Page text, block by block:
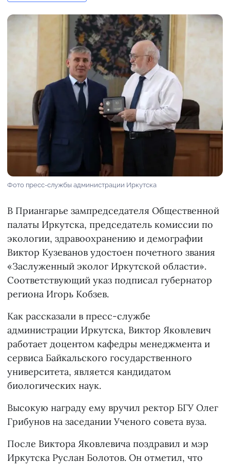
Фото пресс-службы администрации Иркутска
В Приангарье зампредседателя Общественной
палаты Иркутска, председатель комиссии по
экологии, здравоохранению и демографии
Виктор Кузеванов удостоен почетного звания
«Заслуженный эколог Иркутской области».
Соответствующий указ подписал губернатор
региона Игорь Кобзев.
Как рассказали в пресс-службе
администрации Иркутска, Виктор Яковлевич
работает доцентом кафедры менеджмента и
сервиса Байкальского государственного
университета, является кандидатом
биологических наук.
Высокую награду ему вручил ректор БГУ Олег
Грибунов на заседании Ученого совета вуза.
После Виктора Яковлевича поздравил и мэр
Иркутска Руслан Болотов. Он отметил, что